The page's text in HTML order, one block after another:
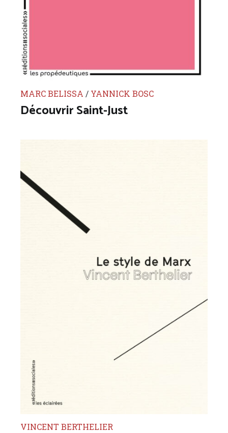
MARC BELISSA / YANNICK BOSC
Découvrir Saint-Just
VINCENT BERTHELIER